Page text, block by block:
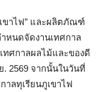
ขาไฟ” และผลิตภัณฑ์
หนดจัดงานเทศกาล
ทศกาลผลไม้และของดี
. 2569 จากนั้นในวันที่
าลทุเรียนภูเขาไฟ